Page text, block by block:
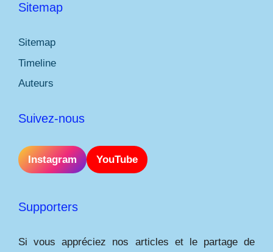
Sitemap
Sitemap
Timeline
Auteurs
Suivez-nous
Instagram YouTube
Supporters
Si vous appréciez nos articles et le partage de